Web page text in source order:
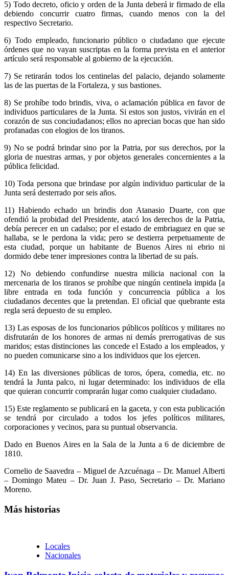
5) Todo decreto, oficio y orden de la Junta deberá ir firmado de ella
debiendo concurrir cuatro firmas, cuando menos con la del
respectivo Secretario.
6) Todo empleado, funcionario público o ciudadano que ejecute
órdenes que no vayan suscriptas en la forma prevista en el anterior
artículo será responsable al gobierno de la ejecución.
7) Se retirarán todos los centinelas del palacio, dejando solamente
las de las puertas de la Fortaleza, y sus bastiones.
8) Se prohíbe todo brindis, viva, o aclamación pública en favor de
individuos particulares de la Junta. Si estos son justos, vivirán en el
corazón de sus conciudadanos; ellos no aprecian bocas que han sido
profanadas con elogios de los tiranos.
9) No se podrá brindar sino por la Patria, por sus derechos, por la
gloria de nuestras armas, y por objetos generales concernientes a la
pública felicidad.
10) Toda persona que brindase por algún individuo particular de la
Junta será desterrado por seis años.
11) Habiendo echado un brindis don Atanasio Duarte, con que
ofendió la probidad del Presidente, atacó los derechos de la Patria,
debía perecer en un cadalso; por el estado de embriaguez en que se
hallaba, se le perdona la vida; pero se destierra perpetuamente de
esta ciudad, porque un habitante de Buenos Aires ni ebrio ni
dormido debe tener impresiones contra la libertad de su país.
12) No debiendo confundirse nuestra milicia nacional con la
mercenaria de los tiranos se prohíbe que ningún centinela impida [a
libre entrada en toda función y concurrencia pública a los
ciudadanos decentes que la pretendan. El oficial que quebrante esta
regla será depuesto de su empleo.
13) Las esposas de los funcionarios públicos políticos y militares no
disfrutarán de los honores de armas ni demás prerrogativas de sus
maridos; estas distinciones las concede el Estado a los empleados, y
no pueden comunicarse sino a los individuos que los ejercen.
14) En las diversiones públicas de toros, ópera, comedia, etc. no
tendrá la Junta palco, ni lugar determinado: los individuos de ella
que quieran concurrir comprarán lugar como cualquier ciudadano.
15) Este reglamento se publicará en la gaceta, y con esta publicación
se tendrá por circulado a todos los jefes políticos militares,
corporaciones y vecinos, para su puntual observancia.
Dado en Buenos Aires en la Sala de la Junta a 6 de diciembre de
1810.
Cornelio de Saavedra – Miguel de Azcuénaga – Dr. Manuel Alberti
– Domingo Mateu – Dr. Juan J. Paso, Secretario – Dr. Mariano
Moreno.
Más historias
Locales
Nacionales